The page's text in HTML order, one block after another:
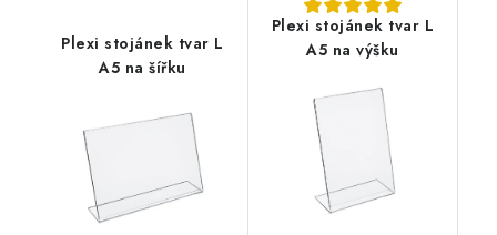
Plexi stojánek tvar L
A5 na šířku
Plexi stojánek tvar L
A5 na výšku